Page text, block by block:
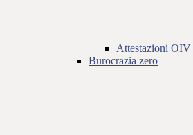
Attestazioni OIV
Burocrazia zero